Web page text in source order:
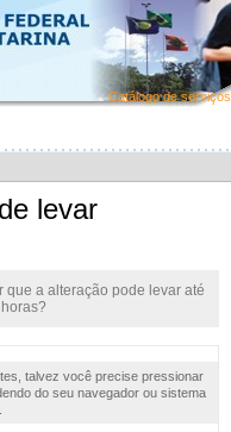
Catálogo de serviços
levar
que a alteração pode levar até
talvez você precise pressionar
do seu navegador ou sistema